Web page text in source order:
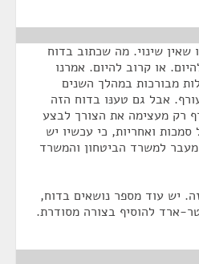
שאין שינוי. מה שכתוב בדוח
או קרוב להיום. אמרנו
מבורכות במהלך השנים
אבל גם טענּו בדוח הזה
רק מעצימה את הצורך לבצע
ואחריות, כי עכשיו יש
למשרד הביטחון והמשרד
יש עוד מספר נושאים בדוח,
ארד להוסיף בצורה מסודרת.